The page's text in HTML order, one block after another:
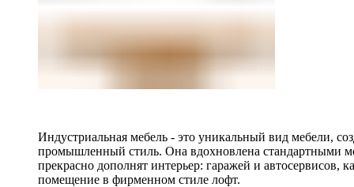
Индустриальная мебель - это уникальный вид мебели,
промышленный стиль. Она вдохновлена стандартными
прекрасно дополнят интерьер: гаражей и автосервисов,
помещение в фирменном стиле лофт.